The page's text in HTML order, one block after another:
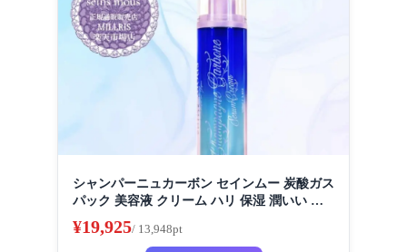
シャンパーニュカーボン セインムー 炭酸ガス
パック 美容液 クリーム ハリ 保湿 潤いい リ
¥19,925/ 13,948pt